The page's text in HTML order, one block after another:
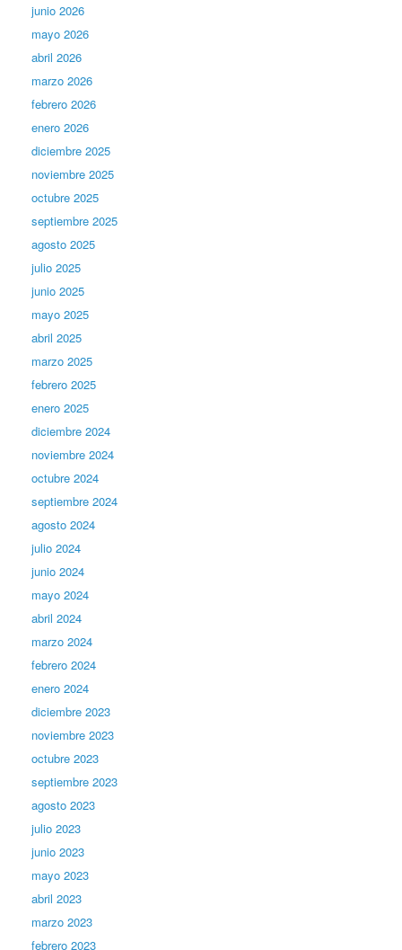
junio 2026
mayo 2026
abril 2026
marzo 2026
febrero 2026
enero 2026
diciembre 2025
noviembre 2025
octubre 2025
septiembre 2025
agosto 2025
julio 2025
junio 2025
mayo 2025
abril 2025
marzo 2025
febrero 2025
enero 2025
diciembre 2024
noviembre 2024
octubre 2024
septiembre 2024
agosto 2024
julio 2024
junio 2024
mayo 2024
abril 2024
marzo 2024
febrero 2024
enero 2024
diciembre 2023
noviembre 2023
octubre 2023
septiembre 2023
agosto 2023
julio 2023
junio 2023
mayo 2023
abril 2023
marzo 2023
febrero 2023